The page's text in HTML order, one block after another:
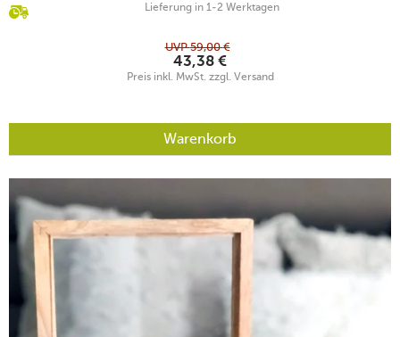
Lieferung in 1-2 Werktagen
UVP59,00 €
43,38 €
Preis inkl. MwSt. zzgl. Versand
Warenkorb